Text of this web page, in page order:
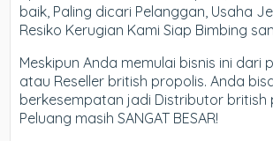
baik, Paling dicari Pelanggan, Usaha
Resiko Kerugian Kami Siap Bimbing
Meskipun Anda memulai bisnis ini dari
atau Reseller british propolis. Anda
berkesempatan jadi Distributor british
Peluang masih SANGAT BESAR!